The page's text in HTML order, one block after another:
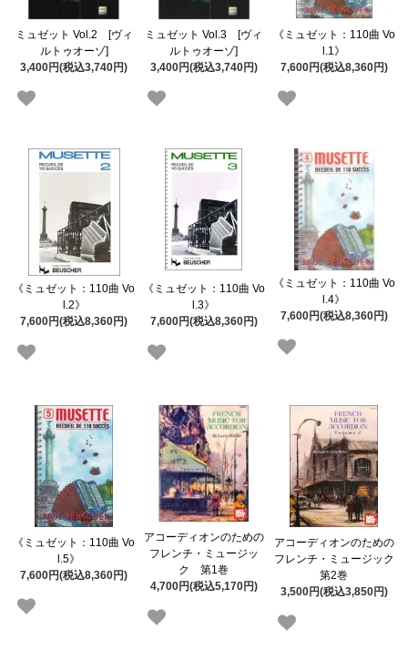
ミュゼット Vol.2 [ヴィ
ルトゥオーゾ]
3,400円(税込3,740円)
ミュゼット Vol.3 [ヴィ
ルトゥオーゾ]
3,400円(税込3,740円)
《ミュゼット：110曲 Vo
l.1》
7,600円(税込8,360円)
《ミュゼット：110曲 Vo
l.2》
7,600円(税込8,360円)
《ミュゼット：110曲 Vo
l.3》
7,600円(税込8,360円)
《ミュゼット：110曲 Vo
l.4》
7,600円(税込8,360円)
《ミュゼット：110曲 Vo
l.5》
7,600円(税込8,360円)
アコーディオンのための
フレンチ・ミュージッ
ク 第1巻
4,700円(税込5,170円)
アコーディオンのための
フレンチ・ミュージック
第2巻
3,500円(税込3,850円)